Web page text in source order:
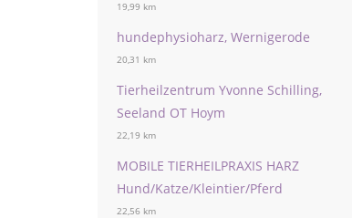
19,99 km
hundephysioharz, Wernigerode
20,31 km
Tierheilzentrum Yvonne Schilling,
Seeland OT Hoym
22,19 km
MOBILE TIERHEILPRAXIS HARZ
Hund/Katze/Kleintier/Pferd
22,56 km